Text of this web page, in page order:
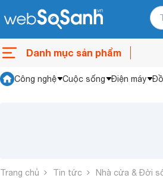
Danh mục sản phẩm
Công nghệ Cuộc sống Điện máy
Trang chủ Tin tức Nhà cửa & Đời